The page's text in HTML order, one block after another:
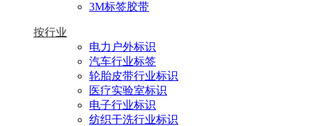
3M标签胶带
按行业
电力户外标识
汽车行业标签
轮胎皮带行业标识
医疗实验室标识
电子行业标识
纺织干洗行业标识